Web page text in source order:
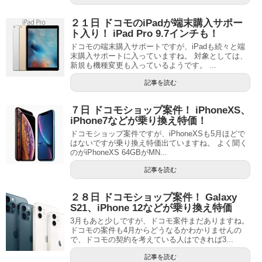
２１日 ドコモのiPadが端末購入サポー
ト入り！ iPad Pro 9.7インチも！
ドコモの端末購入サポートですが、iPadも続々と端
末購入サポートに入っていますね。 対象としては、
新規も機種変更も入っているようです。 ...
記事を読む
７日 ドコモショップ案件！ iPhoneXS、
iPhone7などが乗り換え特価！
ドコモショップ案件ですが、iPhoneXSも5月ほどで
はないですが乗り換え特価出ていますね。 よく聞く
のがiPhoneXS 64GBがMN...
記事を読む
２８日 ドコモショップ案件！ Galaxy
S21、iPhone 12などが乗り換え特価
3月もあと少しですが、ドコモ案件まだありますね。
ドコモの案件も4月からどうなるかわかりませんの
で、ドコモの契約を考えている人はできれば3...
記事を読む